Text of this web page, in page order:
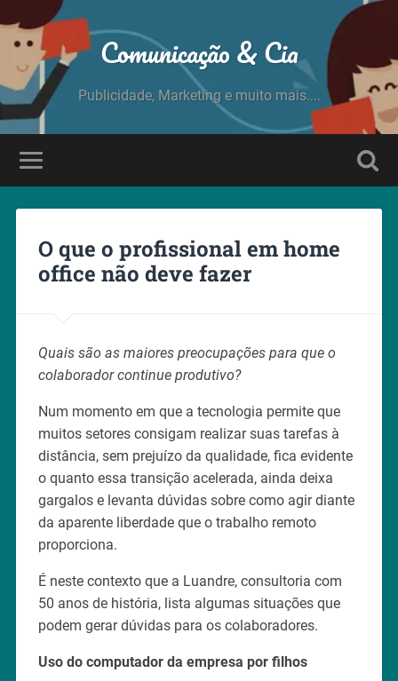
Comunicação & Cia
Publicidade, Marketing e muito mais....
O que o profissional em home
office não deve fazer
Quais são as maiores preocupações para que o
colaborador continue produtivo?
Num momento em que a tecnologia permite que
muitos setores consigam realizar suas tarefas à
distância, sem prejuízo da qualidade, fica evidente
o quanto essa transição acelerada, ainda deixa
gargalos e levanta dúvidas sobre como agir diante
da aparente liberdade que o trabalho remoto
proporciona.
É neste contexto que a Luandre, consultoria com
50 anos de história, lista algumas situações que
podem gerar dúvidas para os colaboradores.
Uso do computador da empresa por filhos